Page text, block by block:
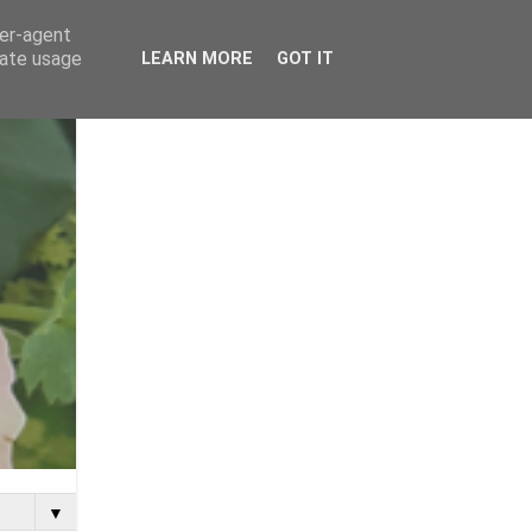
▼
agent
usage
LEARN MORE GOT IT